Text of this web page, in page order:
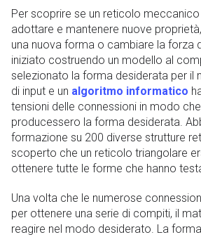
Per scoprire se un reticolo
adottare e mantenere nuove
una nuova forma o cambiare la forza
iniziato costruendo un modello al
selezionato la forma desiderata per il
di input e un algoritmo informatico
tensioni delle connessioni in modo
producessero la forma desiderata.
formazione su 200 diverse strutture
scoperto che un reticolo triangolare
ottenere tutte le forme che hanno
Una volta che le numerose
per ottenere una serie di compiti, il
reagire nel modo desiderato. La